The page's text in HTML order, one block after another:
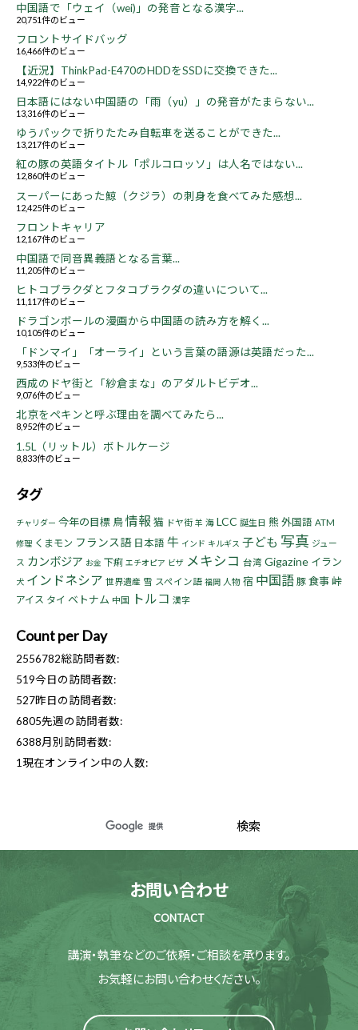
中国語で「ウェイ（wei)」の発音となる漢字...
20,751件のビュー
フロントサイドバッグ
16,466件のビュー
【近況】ThinkPad-E470のHDDをSSDに交換できた...
14,922件のビュー
日本語にはない中国語の「雨（yu）」の発音がたまらない...
13,316件のビュー
ゆうパックで折りたたみ自転車を送ることができた...
13,217件のビュー
紅の豚の英語タイトル「ポルコロッソ」は人名ではない...
12,860件のビュー
スーパーにあった鯨（クジラ）の刺身を食べてみた感想...
12,425件のビュー
フロントキャリア
12,167件のビュー
中国語で同音異義語となる言葉...
11,205件のビュー
ヒトコブラクダとフタコブラクダの違いについて...
11,117件のビュー
ドラゴンボールの漫画から中国語の読み方を解く...
10,105件のビュー
「ドンマイ」「オーライ」という言葉の語源は英語だった...
9,533件のビュー
西成のドヤ街と「紗倉まな」のアダルトビデオ...
9,076件のビュー
北京をペキンと呼ぶ理由を調べてみたら...
8,952件のビュー
1.5L（リットル）ボトルケージ
8,833件のビュー
タグ
チャリダー 今年の目標 鳥情報 猫 ドヤ街 羊 海 LCC 誕生日 熊 外国語 ATM
修理 くまモン フランス語 日本語 牛 インド キルギス 子ども 写真 ジュー
ス カンボジア お金 下痢 エチオピア ビザ メキシコ 台湾 Gigazine イラン
犬 インドネシア 世界遺産 雪 スペイン語 福岡 人物 宿 中国語 豚 食事峠
アイス タイ ベトナム 中国 トルコ 漢字
Count per Day
2556782総訪問者数:
519今日の訪問者数:
527昨日の訪問者数:
6805先週の訪問者数:
6388月別訪問者数:
1 現在オンライン中の人数:
お問い合わせ
CONTACT
講演・執筆などのご依頼・ご相談を承ります。
お気軽にお問い合わせください。